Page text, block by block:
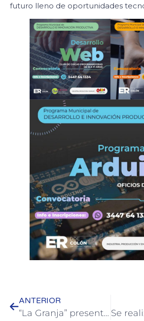
futuro lleno de oportunidades
ANTERIOR
“La Granja” presentó en vivo su música y un show para toda la familia